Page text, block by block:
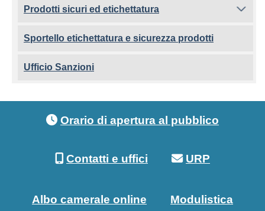
Prodotti sicuri ed etichettatura
Sportello etichettatura e sicurezza prodotti
Ufficio Sanzioni
Orario di apertura al pubblico
Contatti e uffici URP
Albo camerale online Modulistica